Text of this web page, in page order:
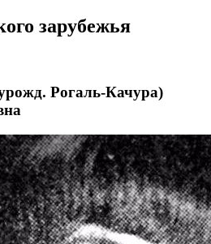
зарубежья
Рогаль-Качура)